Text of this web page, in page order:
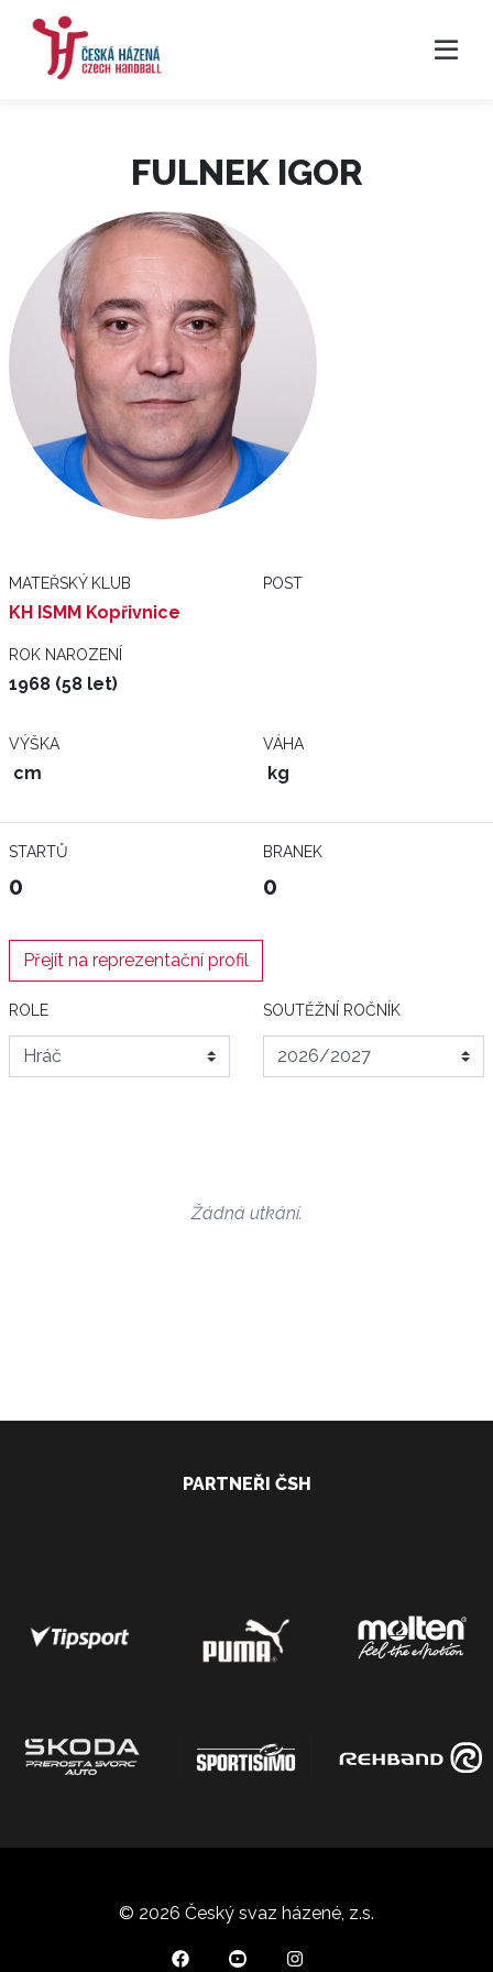
FULNEK IGOR
MATEŘSKÝ KLUB
KH ISMM Kopřivnice
POST
ROK NAROZENÍ
1968 (58 let)
VÝŠKA
cm
VÁHA
kg
STARTŮ
0
BRANEK
0
Přejít na reprezentační profil
ROLE SOUTĚŽNÍ ROČNÍK
Žádná utkání.
PARTNEŘI ČSH
© 2026 Český svaz házené, z.s.